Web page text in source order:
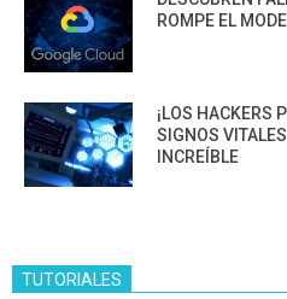
ROMPE EL
¡LOS HACKERS
SIGNOS
INCREÍBLE
TUTORIALES